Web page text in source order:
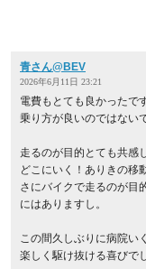
青さん@BEV
2026年6月11日 23:21
電費もとても良かったで
乗り方が良いのではない
走るのが目的とても共感
どこにいく！ありきの移
さにバイクで走るのが目
にはありますし。
この間久しぶりに病院い
楽しく駆け抜ける喜びで